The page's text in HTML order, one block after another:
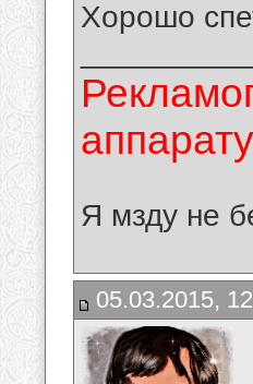
Хорошо
Я мзду не
05.03.2015,